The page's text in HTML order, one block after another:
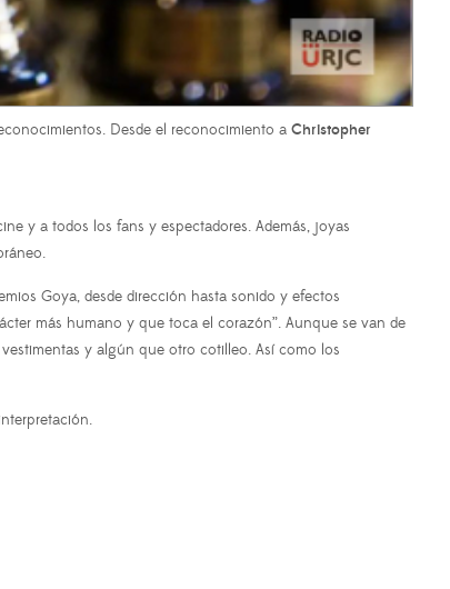
Desde el reconocimiento a Christopher
y a todos los fans y espectadores. Además, joyas
Goya, desde dirección hasta sonido y efectos
más humano y que toca el corazón”. Aunque se van de
y algún que otro cotilleo. Así como los